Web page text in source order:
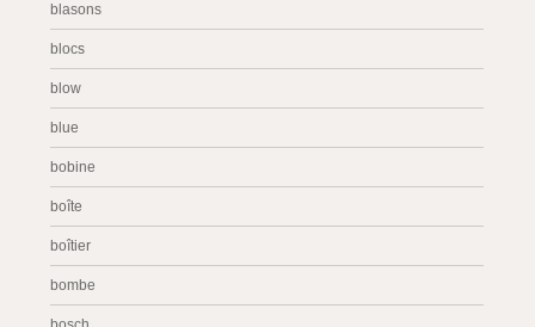
blasons
blocs
blow
blue
bobine
boîte
boîtier
bombe